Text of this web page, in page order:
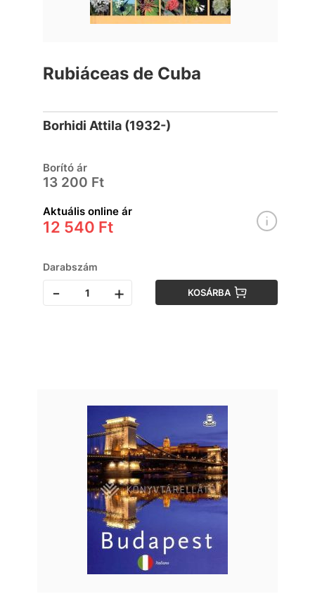
Rubiáceas de Cuba
Borhidi Attila (1932-)
Borító ár
13 200 Ft
Aktuális online ár
12 540 Ft
Darabszám
- + KOSÁRBA